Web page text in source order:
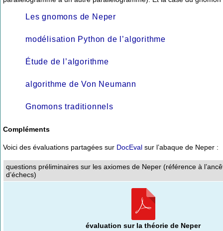
Les gnomons de Neper
modélisation Python de l’algorithme
Étude de l’algorithme
algorithme de Von Neumann
Gnomons traditionnels
Compléments
Voici des évaluations partagées sur DocEval sur l’abaque de Neper :
questions préliminaires sur les axiomes de Neper (référence à
d’échecs)
évaluation sur la théorie de Neper